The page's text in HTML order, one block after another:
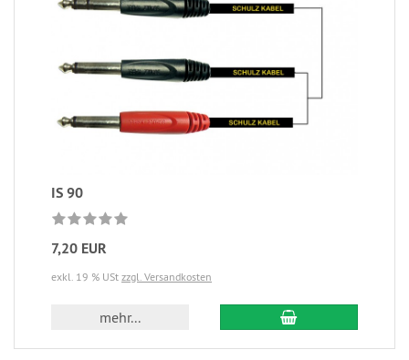
IS 90
7,20 EUR
exkl. 19 % USt zzgl. Versandkosten
mehr...